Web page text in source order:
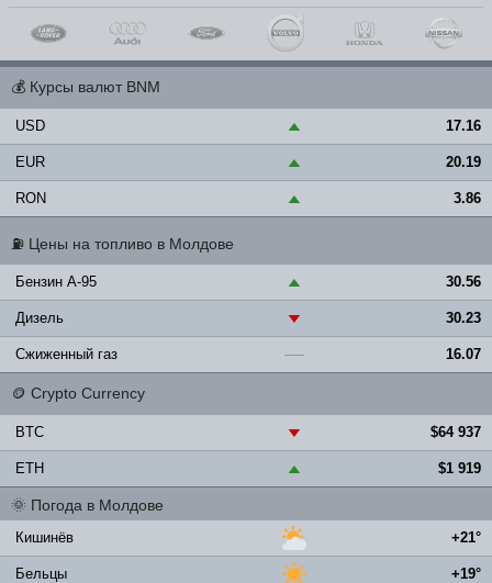
💰 Курсы валют BNM
USD ▲ 17.16
EUR ▲ 20.19
RON ▲ 3.86
⛽ Цены на топливо в Молдове
Бензин A-95 ▲ 30.56
Дизель ▼ 30.23
Сжиженный газ — 16.07
🪙 Crypto Currency
BTC ▼ $64 937
ETH ▲ $1 919
🌞 Погода в Молдове
Кишинёв +21°
Бельцы +19°